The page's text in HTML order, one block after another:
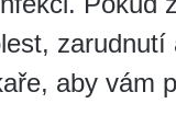
aby vám